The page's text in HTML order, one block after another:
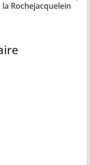
la Rochejacquelein